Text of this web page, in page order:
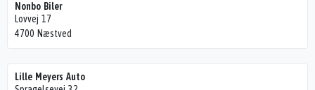
Nonbo Biler
Lovvej 17
4700 Næstved
Lille Meyers Auto